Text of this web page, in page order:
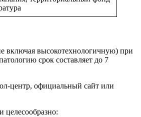
включая высокотехнологичную) при
срок составляет до 7
официальный сайт или
целесообразно: